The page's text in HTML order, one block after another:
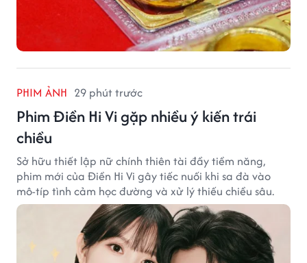
PHIM ẢNH 29 phút trước
Phim Điền Hi Vi gặp nhiều ý kiến trái
chiều
Sở hữu thiết lập nữ chính thiên tài đầy tiềm năng,
phim mới của Điền Hi Vi gây tiếc nuối khi sa đà vào
mô-típ tình cảm học đường và xử lý thiếu chiều sâu.